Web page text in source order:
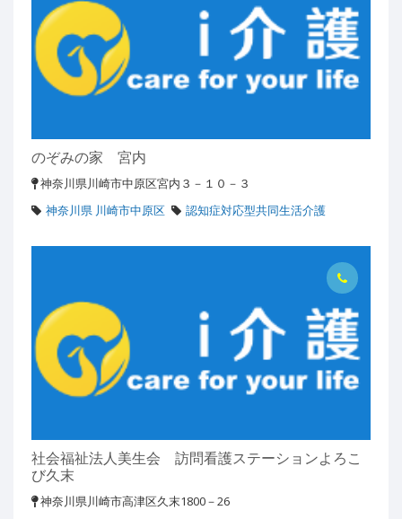
のぞみの家 宮内
神奈川県川崎市中原区宮内３－１０－３
神奈川県 川崎市中原区
認知症対応型共同生活介護
社会福祉法人美生会 訪問看護ステーションよろこ
び久末
神奈川県川崎市高津区久末1800－26